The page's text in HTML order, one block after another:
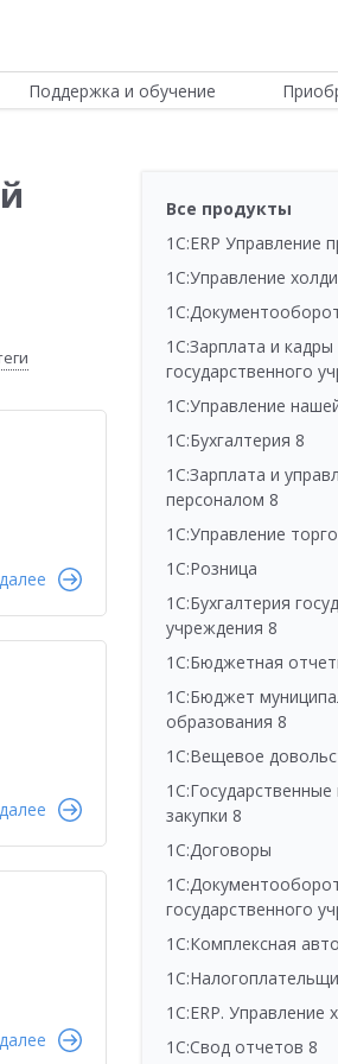
Поддержка и обучение
Все продукты
1С:ERP Управление
1С:Управление
1С:Зарплата и кадры
государственного
1С:Управление
1С:Бухгалтерия 8
1С:Зарплата и
персоналом 8
1С:Управление
1С:Розница
1С:Бухгалтерия
учреждения 8
1С:Бюджетная
1С:Бюджет
образования 8
1С:Вещевое
закупки 8
1С:Договоры
государственного
1С:Комплексная
1С:ERP. Управление
1С:Свод отчетов 8